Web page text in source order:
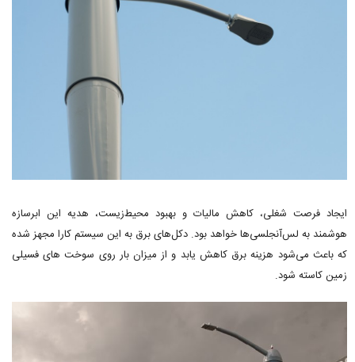
ایجاد فرصت شغلی، کاهش مالیات و بهبود محیط‌زیست، هدیه این ابرسازه
هوشمند به لس‌آنجلسی‌ها خواهد بود. دکل‌های برق به این سیستم کارا مجهز شده
که باعث می‌شود هزینه برق کاهش یابد و از میزان بار روی سوخت های فسیلی
زمین کاسته شود.